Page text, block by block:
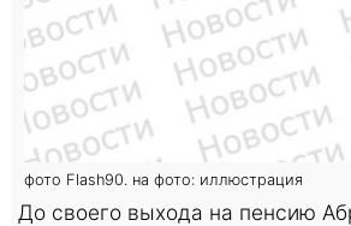
фото Flash90. на фото: иллюстрация
До своего выхода на пенсию